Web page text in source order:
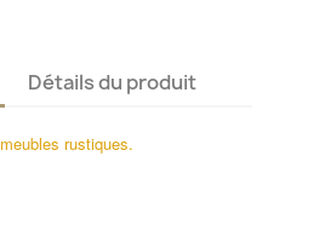
Détails du produit
meubles rustiques.